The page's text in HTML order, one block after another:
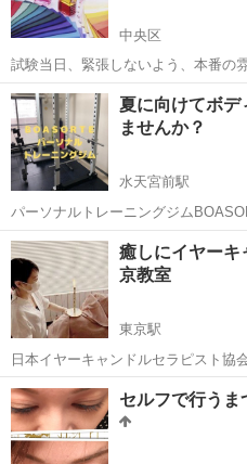
中央区
試験当日、緊張しないよう、本番の
「模擬試験」や合格するためのノウ
■「通信対策」は、家に居ながらに
親切丁寧な指導で大変ご好評戴いて...
東京 中央区 その他
夏に向けてボデ
ませんか？
水天宮前駅
パーソナルトレーニングジム
ニケーションを第一に目標に向けて
ダイエットをしたい ・ボディメイク
腰痛や肩こりで悩んでいる...
東京 中央区 水天宮前駅
パーソナルトレーニング
癒しにイヤーキ
京教室
東京駅
日本イヤーキャンドルセラピスト協
から究極の癒し～イヤーキャンドルセラ
究極の癒しをイヤーキャンドルセラ
東京 中央区 その他
セルフで行う